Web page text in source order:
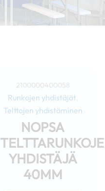
2100000400058
Runkojen yhdistäjät,
Telttojen yhdistäminen
NOPSA
YHDISTÄJÄ
40MM